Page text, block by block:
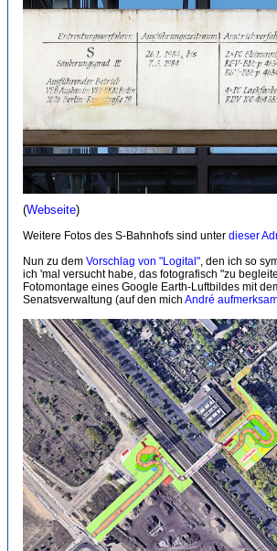
(Webseite)
Weitere Fotos des S-Bahnhofs sind unter dieser
Nun zu dem Vorschlag von "Logital" , den ich so
ich 'mal versucht habe, das fotografisch "zu
Fotomontage eines Google Earth-Luftbildes mit
Senatsverwaltung (auf den mich André